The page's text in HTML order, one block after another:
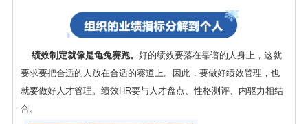
绩效制定就像是龟兔赛跑。 好的绩效要落在靠谱的人身上，这就
要求要把合适的人放在合适的赛道上。因此，要做好绩效管理，也
就要做好人才管理。绩效HR要与人才盘点、性格测评、内驱力相结
合。